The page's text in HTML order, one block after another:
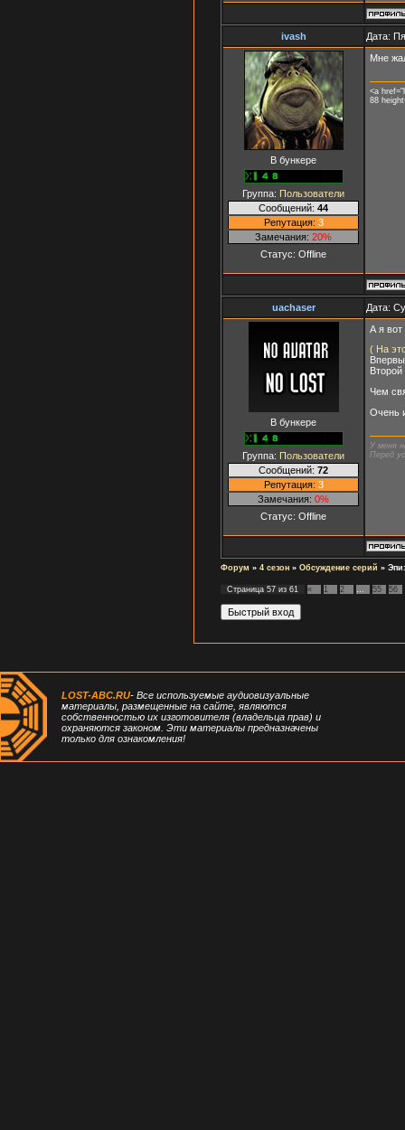
ivash Дата:
В бункере
Группа: Пользователи
Сообщений: 44
Репутация: 3
Замечания: 20%
Статус: Offline
Мне
<a
88
uachaser Дата:
В бункере
Группа: Пользователи
Сообщений: 72
Репутация: 3
Замечания: 0%
Статус: Offline
А я вот
( На
Чем
Очень
У меня
Перед
Форум » 4 сезон » Обсуждение серий »
Страница 57 из 61 « 1 2 55 56
LOST-ABC.RU- Все используемые аудиовизуальные
материалы, размещенные на сайте, являются
собственностью их изготовителя (владельца прав) и
охраняются законом. Эти материалы предназначены
только для ознакомления!